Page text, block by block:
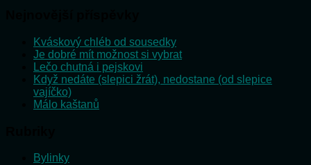
Kváskový chléb od sousedky
Je dobré mít možnost si vybrat
Lečo chutná i pejskovi
Když nedáte (slepici žrát), nedostane (od slepice
vajíčko)
Málo kaštanů
Bylinky